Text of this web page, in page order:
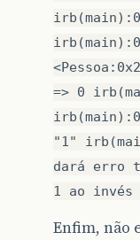
=> 0
"1"
dará erro
1 ao invés
Enfim, não